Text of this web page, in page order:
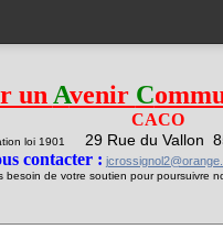
un Avenir C
CACO
loi 1901 29 Rue du Vallon
contacter :
de votre soutien pour poursuivre